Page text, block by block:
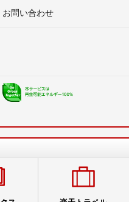
お問い合わせ